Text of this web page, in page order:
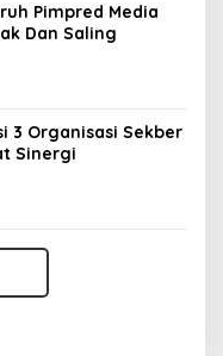
Pimpred Media
Dan Saling
3 Organisasi Sekber
Sinergi